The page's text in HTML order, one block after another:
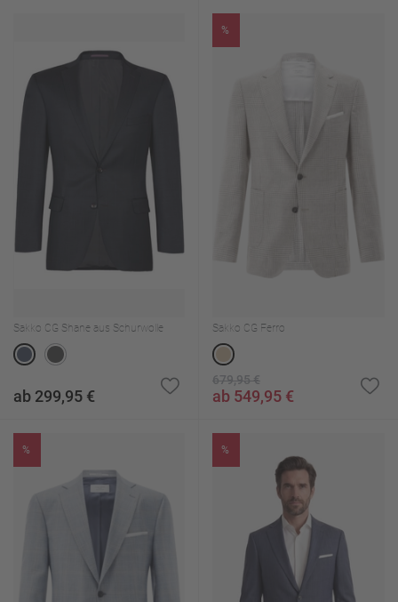
Sakko CG Shane aus Schurwolle
ab 299,95 €
%
Sakko CG Ferro
679,95 €
ab 549,95 €
% %